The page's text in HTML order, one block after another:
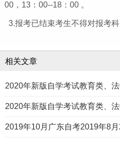
00，13：00--18：00 。
3.报考已结束考生不得对报考科
相关文章
2020年新版自学考试教育类、
2020年新版自学考试教育类、
2019年10月广东自考2019年8